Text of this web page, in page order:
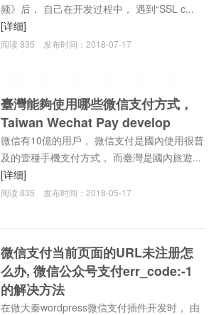
频》后， 自己在开发过程中， 遇到“SSL c...
[详细]
阅读835 发布时间：2018-07-17
臺灣能夠使用哪些微信支付方式，
Taiwan Wechat Pay develop
微信有10億的用戶， 微信支付是國內使用很普
及的壹種手機支付方式， 而臺灣是國內旅遊...
[详细]
阅读835 发布时间：2018-05-17
微信支付当前页面的URL未注册怎
么办, 微信公众号支付err_code:-1
的解决方法
在做大秦wordpress微信支付插件开发时， 由